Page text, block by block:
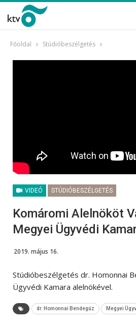
Főoldal Stúdióbeszélgetés
VIDEÓ STÚDIÓBESZÉLGETÉS
Komáromi Alelnököt
Megyei Ügyvédi
2019. május 16.
Stúdióbeszélgetés dr. Homonnai
Ügyvédi Kamara alelnökével.
dr. Homonnai Bendegúz Megyei